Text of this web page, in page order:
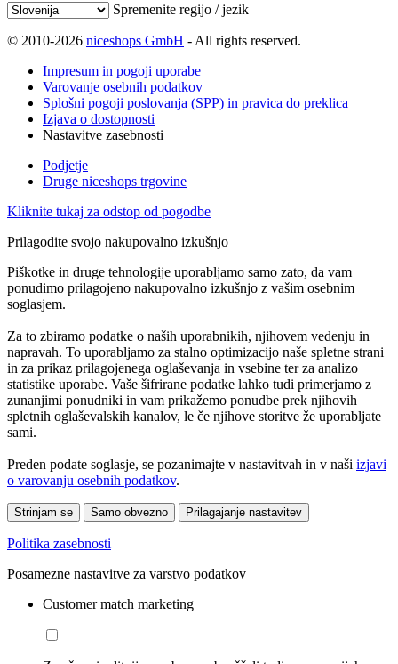
Spremenite regijo / jezik
© 2010-2026 niceshops GmbH - All rights reserved.
Impresum in pogoji uporabe
Varovanje osebnih podatkov
Splošni pogoji poslovanja (SPP) in pravica do preklica
Izjava o dostopnosti
Nastavitve zasebnosti
Podjetje
Druge niceshops trgovine
Kliknite tukaj za odstop od pogodbe
Prilagodite svojo nakupovalno izkušnjo
Piškotke in druge tehnologije uporabljamo samo zato, da vam
ponudimo prilagojeno nakupovalno izkušnjo z vašim osebnim
soglasjem.
Za to zbiramo podatke o naših uporabnikih, njihovem vedenju in
napravah. To uporabljamo za stalno optimizacijo naše spletne strani
in za prikaz prilagojenega oglaševanja in vsebine ter za analizo
statistike uporabe. Vaše šifrirane podatke lahko tudi primerjamo z
zunanjimi ponudniki in vam prikažemo ponudbe prek njihovih
spletnih oglaševalskih kanalov, le če njihove storitve že uporabljate
sami.
Preden podate soglasje, se pozanimajte v nastavitvah in v naši izjavi
o varovanju osebnih podatkov.
Strinjam se Samo obvezno Prilagajanje nastavitev
Politika zasebnosti
Posamezne nastavitve za varstvo podatkov
Customer match marketing